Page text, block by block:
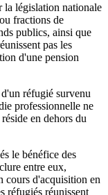
la législation nationale
fractions de
publics, ainsi que
pas les
d'une pension
réfugié survenu
professionnelle ne
en dehors du
le bénéfice des
entre eux,
cours d'acquisition en
réfugiés réunissent